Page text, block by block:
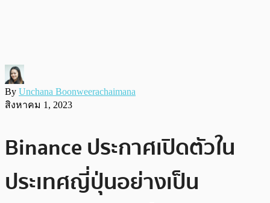
By Unchana Boonweerachaimana
สิงหาคม 1, 2023
Binance ประกาศเปิดตัวใน
ประเทศญี่ปุ่นอย่างเป็น